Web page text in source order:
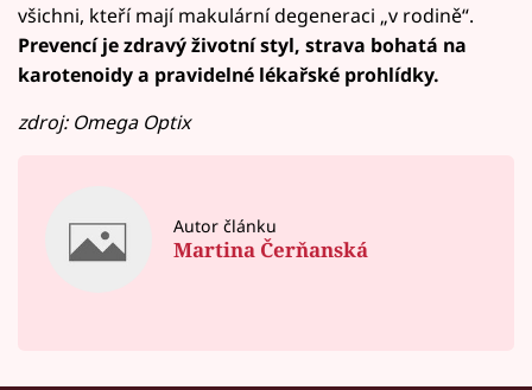
všichni, kteří mají makulární degeneraci „v rodině“.
Prevencí je zdravý životní styl, strava bohatá na
karotenoidy a pravidelné lékařské prohlídky.
zdroj: Omega Optix
Autor článku
Martina Čerňanská